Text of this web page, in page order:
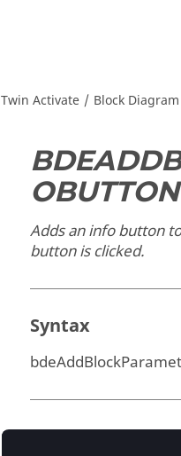
Twin Activate Block
OBUTTON
Adds an info button
button is clicked.
Syntax
Inputs